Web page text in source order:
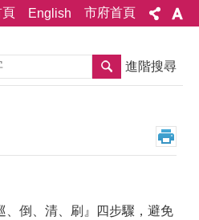
頁 English 市府首頁
搜尋 進階搜尋
、倒、清、刷』四步驟，避免